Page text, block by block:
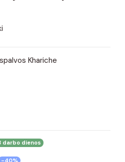
Khariche
dienos
-40%